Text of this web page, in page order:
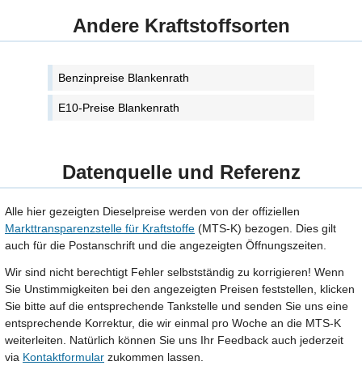
Andere Kraftstoffsorten
Benzinpreise Blankenrath
E10-Preise Blankenrath
Datenquelle und Referenz
Alle hier gezeigten Dieselpreise werden von der offiziellen
Markttransparenzstelle für Kraftstoffe (MTS-K) bezogen. Dies gilt
auch für die Postanschrift und die angezeigten Öffnungszeiten.
Wir sind nicht berechtigt Fehler selbstständig zu korrigieren! Wenn
Sie Unstimmigkeiten bei den angezeigten Preisen feststellen, klicken
Sie bitte auf die entsprechende Tankstelle und senden Sie uns eine
entsprechende Korrektur, die wir einmal pro Woche an die MTS-K
weiterleiten. Natürlich können Sie uns Ihr Feedback auch jederzeit
via Kontaktformular zukommen lassen.